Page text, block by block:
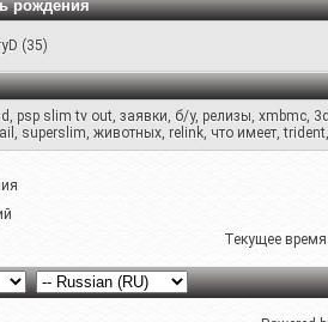
рождения
(35)
, psp slim tv out, заявки, б/у, релизы, xmbmc,
, superslim, животных, relink, что имеет,trident
Текущее